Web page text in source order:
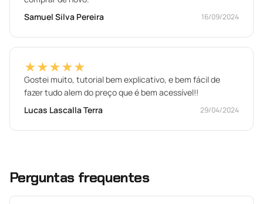
Samuel Silva Pereira
16/09/2024
★★★★★
Gostei muito, tutorial bem explicativo, e bem fácil de
fazer tudo alem do preço que é bem acessível!!
Lucas Lascalla Terra
29/04/2024
Perguntas frequentes